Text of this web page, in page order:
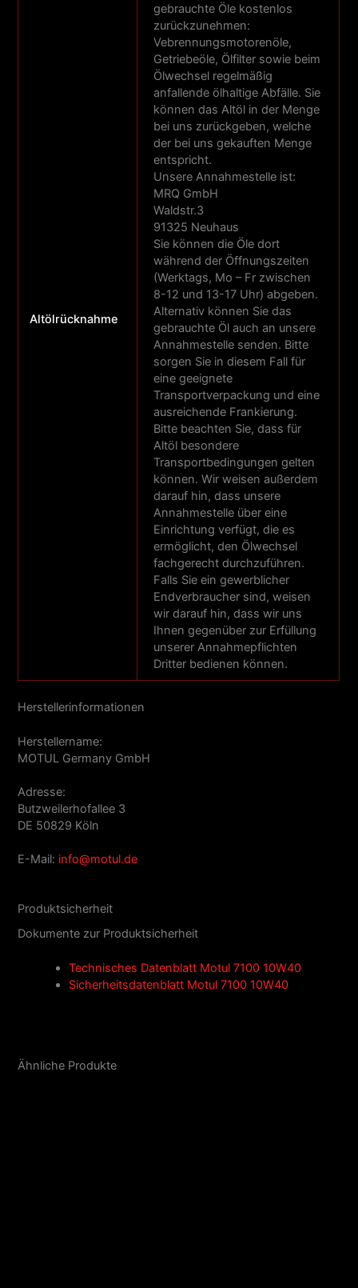
Altölrücknahme
gebrauchte Öle kostenlos
zurückzunehmen:
Vebrennungsmotorenöle,
Getriebeöle, Ölfilter sowie beim
Ölwechsel regelmäßig
anfallende ölhaltige Abfälle. Sie
können das Altöl in der Menge
bei uns zurückgeben, welche
der bei uns gekauften Menge
entspricht.
Unsere Annahmestelle ist:
MRQ GmbH
Waldstr.3
91325 Neuhaus
Sie können die Öle dort
während der Öffnungszeiten
(Werktags, Mo – Fr zwischen
8-12 und 13-17 Uhr) abgeben.
Alternativ können Sie das
gebrauchte Öl auch an unsere
Annahmestelle senden. Bitte
sorgen Sie in diesem Fall für
eine geeignete
Transportverpackung und eine
ausreichende Frankierung.
Bitte beachten Sie, dass für
Altöl besondere
Transportbedingungen gelten
können. Wir weisen außerdem
darauf hin, dass unsere
Annahmestelle über eine
Einrichtung verfügt, die es
ermöglicht, den Ölwechsel
fachgerecht durchzuführen.
Falls Sie ein gewerblicher
Endverbraucher sind, weisen
wir darauf hin, dass wir uns
Ihnen gegenüber zur Erfüllung
unserer Annahmepflichten
Dritter bedienen können.
Herstellerinformationen
Herstellername:
MOTUL Germany GmbH
Adresse:
Butzweilerhofallee 3
DE 50829 Köln
E-Mail: info@motul.de
Produktsicherheit
Dokumente zur Produktsicherheit
Technisches Datenblatt Motul 7100 10W40
Sicherheitsdatenblatt Motul 7100 10W40
Ähnliche Produkte